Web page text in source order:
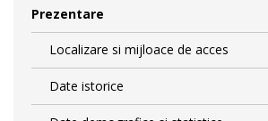
Prezentare
Localizare si mijloace de acces
Date istorice